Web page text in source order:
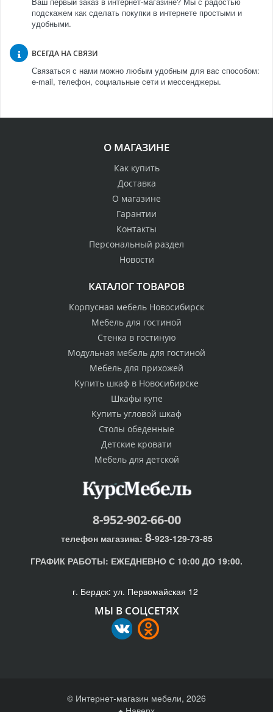
подскажем как сделать покупки в интернете простыми и
удобными.
ВСЕГДА НА СВЯЗИ
Связаться с нами можно любым удобным для вас способом:
e-mail, телефон, социальные сети и мессенджеры.
О МАГАЗИНЕ
Как купить
Доставка
О магазине
Гарантии
Контакты
Персональный раздел
Новости
КАТАЛОГ ТОВАРОВ
Корпусная мебель Новосибирск
Мебель для гостиной
Стенка в гостиную
Модульная мебель для гостиной
Мебель для прихожей
Купить шкаф в Новосибирске
Шкафы купе
Купить угловой шкаф
Столы обеденные
Детские кровати
Мебель для детской
8-952-902-66-00
телефон магазина: 8-923-129-73-85
ГРАФИК РАБОТЫ: ЕЖЕДНЕВНО С 10:00 ДО 19:00.
г. Бердск: ул. Первомайская 12
МЫ В СОЦСЕТЯХ
© Интернет-магазин мебели, 2026